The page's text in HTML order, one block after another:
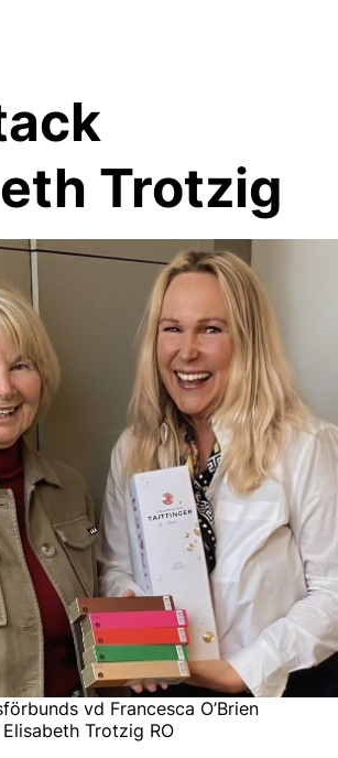
Trotzig
vd Francesca O’Brien
Trotzig RO